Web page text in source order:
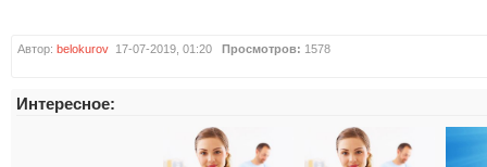
Автор: belokurov 17-07-2019, 01:20 Просмотров: 1578
Интересное: